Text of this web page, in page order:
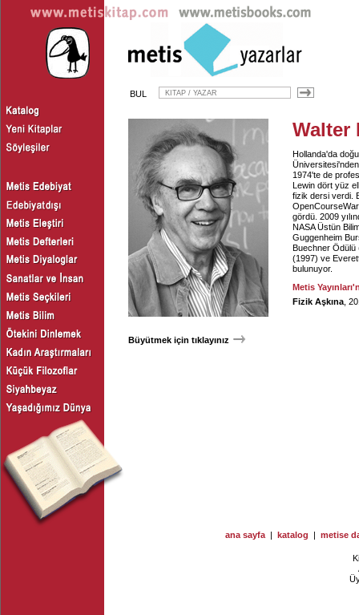
BUL
Büyütmek için tıklayınız
Walter
Hollanda'da
1974'te de
Lewin dört yüz
fizik dersi verdi.
gördü. 2009
NASA Üstün
Guggenheim
Buechner Ödülü
(1997) ve
bulunuyor.
Metis
Fizik Aşkına ,
ana sayfa | katalog | metise